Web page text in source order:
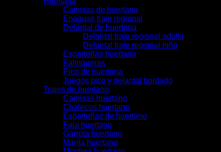
Camisas de huertana
Enaguas traje regional
Delantal de huertana
Delantal traje regional adulta
Delantal traje regional niña
Esparteñas huertana
Faltriqueras
Pico de huertana
Juegos pico y delantal bordado
Trajes de huertano
Camisas huertano
Chalecos huertano
Esparteñas de huertano
Faja huertano
Garrota huertano
Manta huertano